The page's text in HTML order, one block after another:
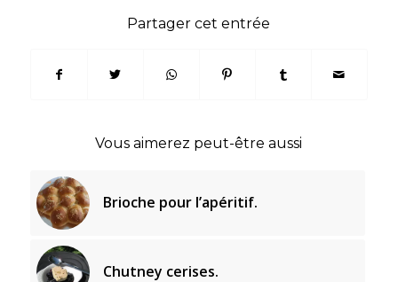
Partager cet entrée
Vous aimerez peut-être aussi
Brioche pour l’apéritif.
Chutney cerises.